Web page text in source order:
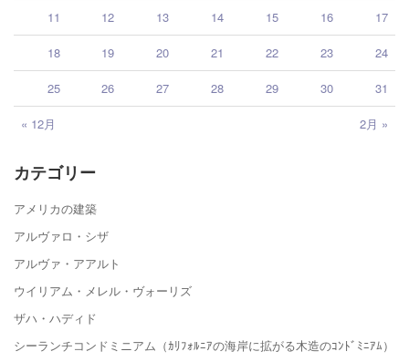
« 12月 2月 »
11 12 13 14 15 16 17
18 19 20 21 22 23 24
25 26 27 28 29 30 31
カテゴリー
アメリカの建築
アルヴァロ・シザ
アルヴァ・アアルト
ウイリアム・メレル・ヴォーリズ
ザハ・ハディド
シーランチコンドミニアム（ｶﾘﾌｫﾙﾆｱの海岸に拡がる木造のｺﾝﾄﾞﾐﾆｱﾑ）